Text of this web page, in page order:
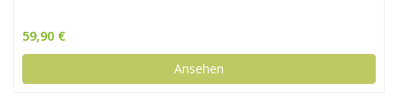
59,90 €
Ansehen